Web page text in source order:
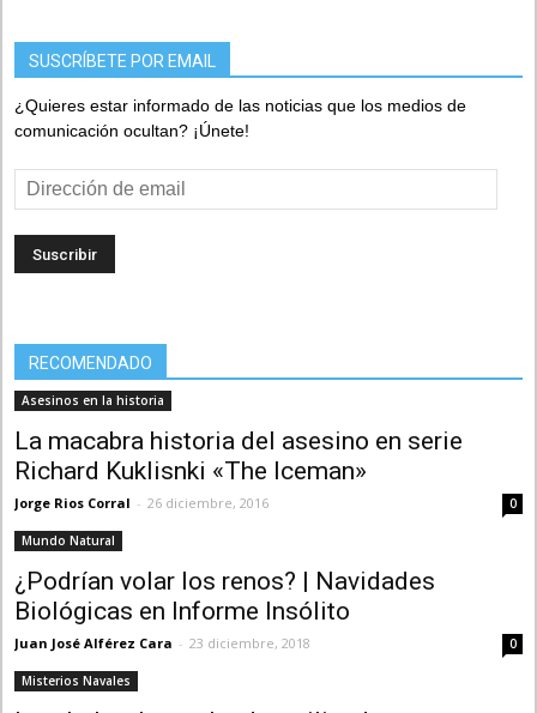
SUSCRÍBETE POR EMAIL
¿Quieres estar informado de las noticias que los medios de
comunicación ocultan? ¡Únete!
Dirección
de
email
RECOMENDADO
Asesinos en la historia
La macabra historia del asesino en serie
Richard Kuklisnki «The Iceman»
Jorge Rios Corral - 26 diciembre, 2016 0
Mundo Natural
¿Podrían volar los renos? | Navidades
Biológicas en Informe Insólito
Juan José Alférez Cara - 23 diciembre, 2018 0
Misterios Navales